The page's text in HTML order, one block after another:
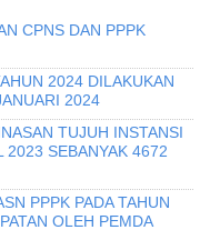
CPNS DAN PPPK
2024 DILAKUKAN
2024
TUJUH INSTANSI
2023 SEBANYAK 4672
PPPK PADA TAHUN
OLEH PEMDA